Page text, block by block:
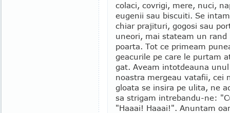
colaci, covrigi, mere, nuci,
eugenii sau biscuiti. Se
chiar prajituri, gogosi sau
uneori, mai stateam un rand
poarta. Tot ce primeam
geacurile pe care le purtam
gat. Aveam intotdeauna
noastra mergeau vatafii, cei
gloata se insira pe ulita, ne
sa strigam intrebandu-ne:
"Haaai! Haaai!". Anuntam